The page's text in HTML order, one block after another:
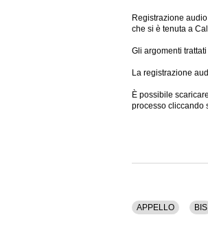
Registrazione
che si è tenuta a
Gli argomenti
La registrazione
È possibile
processo cliccando
APPELLO BIS